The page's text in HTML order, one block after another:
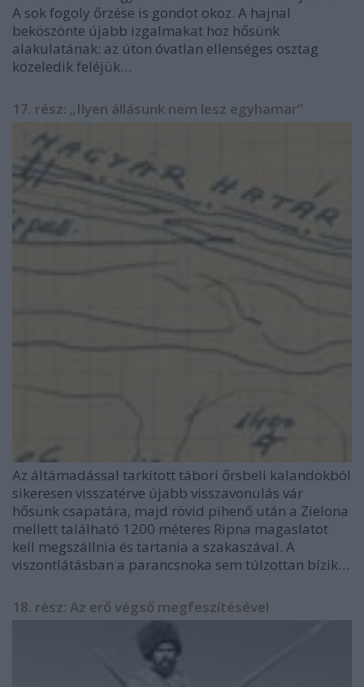
A sok fogoly őrzése is gondot okoz. A hajnal
beköszönte újabb izgalmakat hoz hősünk
alakulatának: az úton óvatlan ellenséges osztag
közeledik feléjük…
17. rész: „Ilyen állásunk nem lesz egyhamar”
Az áltámadással tarkított tábori őrsbeli kalandokból
sikeresen visszatérve újabb visszavonulás vár
hősünk csapatára, majd rövid pihenő után a Zielona
mellett található 1200 méteres Ripna magaslatot
kell megszállnia és tartania a szakaszával. A
viszontlátásban a parancsnoka sem túlzottan bízik…
18. rész: Az erő végső megfeszítésével